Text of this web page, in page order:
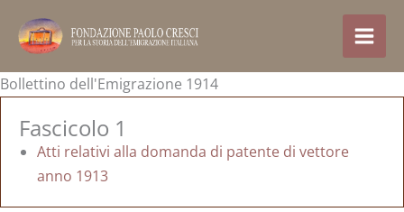
conținut
Bollettino dell'Emigrazione 1914
Fascicolo 1
Atti relativi alla domanda di patente di vettore
anno 1913